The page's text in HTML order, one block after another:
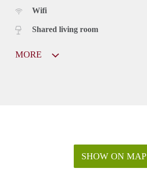
Wifi
Shared living room
MORE
SHOW ON MAP